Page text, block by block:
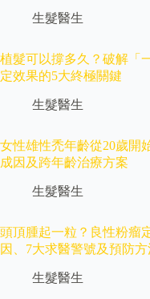
生髮醫生
植髮可以撐多久？破解「
定效果的5大終極關鍵
生髮醫生
女性雄性禿年齡從20歲開
成因及跨年齡治療方案
生髮醫生
頭頂腫起一粒？良性粉瘤
因、7大求醫警號及預防
生髮醫生